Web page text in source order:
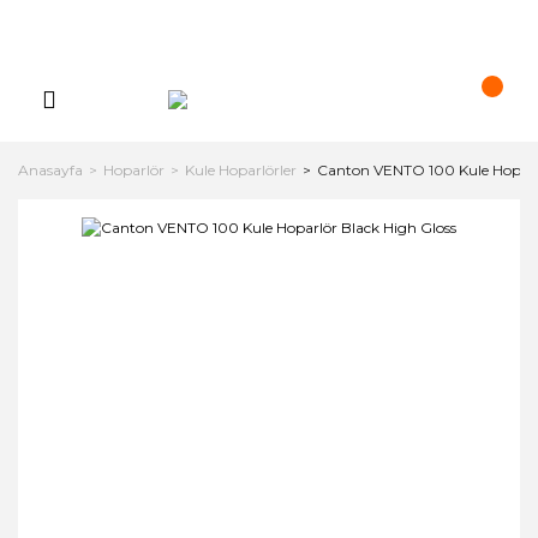
Anasayfa Hoparlör Kule Hoparlörler Canton VENTO 100 Kule